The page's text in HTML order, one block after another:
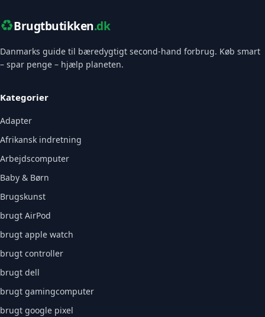
♻️Brugtbutikken.dk
Danmarks guide til bæredygtigt second-hand forbrug. Køb smart
– spar penge – hjælp planeten.
Kategorier
Adapter
Afrikansk indretning
Arbejdscomputer
Baby & Børn
Brugskunst
brugt AirPod
brugt apple watch
brugt controller
brugt dell
brugt gamingcomputer
brugt google pixel